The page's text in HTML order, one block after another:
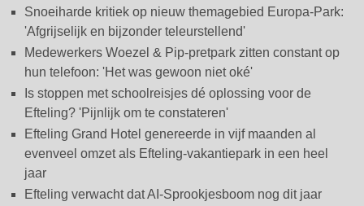
Snoeiharde kritiek op nieuw themagebied Europa-Park:
'Afgrijselijk en bijzonder teleurstellend'
Medewerkers Woezel & Pip-pretpark zitten constant op
hun telefoon: 'Het was gewoon niet oké'
Is stoppen met schoolreisjes dé oplossing voor de
Efteling? 'Pijnlijk om te constateren'
Efteling Grand Hotel genereerde in vijf maanden al
evenveel omzet als Efteling-vakantiepark in een heel
jaar
Efteling verwacht dat AI-Sprookjesboom nog dit jaar